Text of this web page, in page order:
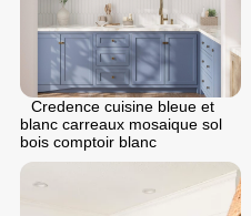
Credence cuisine bleue et
blanc carreaux mosaique sol
bois comptoir blanc